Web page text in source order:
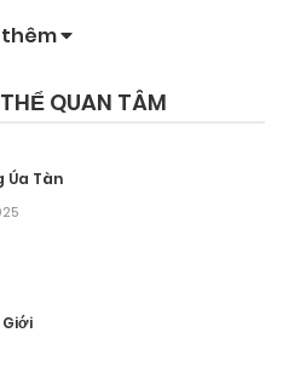
QUAN TÂM
Úa Tàn
Giới